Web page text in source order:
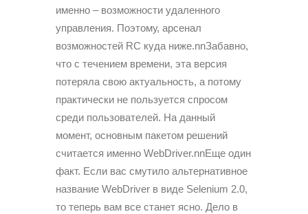
именно – возможности удаленного
управления. Поэтому, арсенал
возможностей RC куда ниже.nnЗабавно,
что с течением времени, эта версия
потеряла свою актуальность, а потому
практически не пользуется спросом
среди пользователей. На данный
момент, основным пакетом решений
считается именно WebDriver.nnЕще один
факт. Если вас смутило альтернативное
название WebDriver в виде Selenium 2.0,
то теперь вам все станет ясно. Дело в